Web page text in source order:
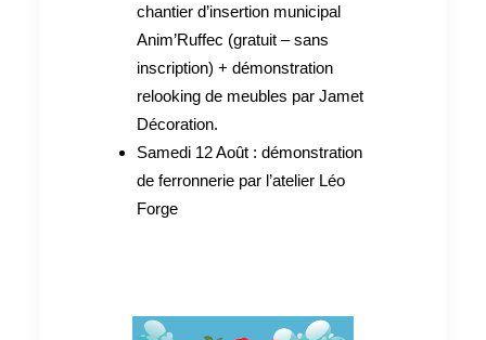
chantier d’insertion municipal
Anim’Ruffec (gratuit – sans
inscription) + démonstration
relooking de meubles par Jamet
Décoration.
Samedi 12 Août : démonstration
de ferronnerie par l’atelier Léo
Forge